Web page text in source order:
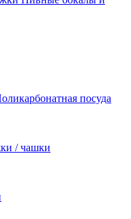
посуда
/ чашки